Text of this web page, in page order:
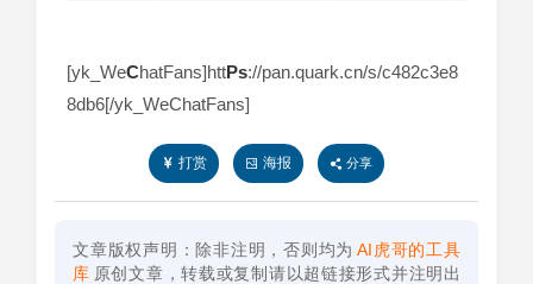
[yk_WeChatFans]httPs://pan.quark.cn/s/c482c3e8
8db6[/yk_WeChatFans]
打赏 海报 分享
文章版权声明：除非注明，否则均为 AI虎哥的工具
库 原创文章，转载或复制请以超链接形式并注明出